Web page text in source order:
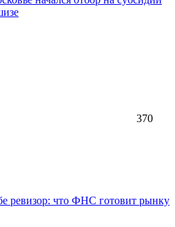
370
ревизор: что ФНС готовит рынку